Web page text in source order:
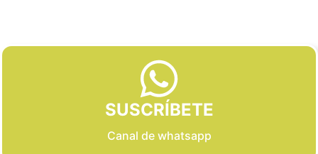
SUSCRÍBETE
Canal de whatsapp